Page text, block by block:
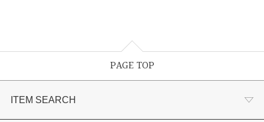
PAGE TOP
ITEM SEARCH